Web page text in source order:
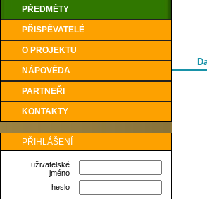
PŘEDMĚTY
PŘISPĚVATELÉ
O PROJEKTU
NÁPOVĚDA
PARTNEŘI
KONTAKTY
PŘIHLÁŠENÍ
uživatelské
jméno
heslo